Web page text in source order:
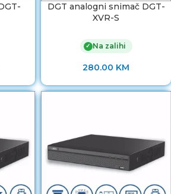
DGT analogni snimač DGT-
XVR-S
✓ Na zalihi
280.00 KM